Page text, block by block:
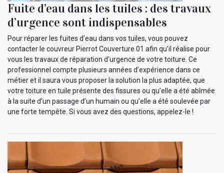
Fuite d’eau dans les tuiles : des travaux
d’urgence sont indispensables
Pour réparer les fuites d’eau dans vos tuiles, vous pouvez
contacter le couvreur Pierrot Couverture 01 afin qu’il réalise pour
vous les travaux de réparation d’urgence de votre toiture. Ce
professionnel compte plusieurs années d’expérience dans ce
métier et il saura vous proposer la solution la plus adaptée, que
votre toiture en tuile présente des fissures ou qu’elle a été abîmée
à la suite d’un passage d’un humain ou qu’elle a été soulevée par
une forte tempête. Si vous avez des questions, appelez-le !